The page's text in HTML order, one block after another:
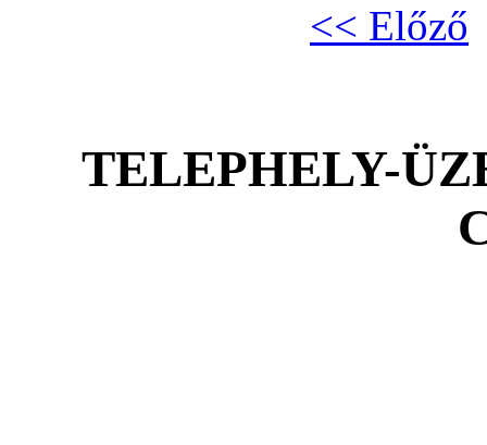
<< Előző
TELEPHELY-